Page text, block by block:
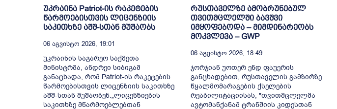
უკრაინა Patriot-ის რაკეტების
წარმოებისთვის ლიცენზიის
საკითხზე აშშ-სთან მუშაობს
06 Აგვისტო 2026, 19:01
უკრაინის საგარეო საქმეთა
მინისტრმა, ანდრეი სიბიგამ
განაცხადა, რომ Patriot-ის რაკეტების
წარმოებისთვის ლიცენზიის საკითხზე
აშშ-სთან მუშაობენ.„ლიცენზიების
საკითხზე მწარმოებლებთან
რუსთაველზე ამობრუნებულ
თვითმცლელში ბავშვი
იმყოფებოდა – მიმდინარეობს
მოკვლევა – GWP
06 Აგვისტო 2026, 18:49
ჯორჯიან უოთერ ენდ ფაუერის
განცხადებით, რუსთაველის გამზირზე
წყალმომარაგების ქსელების
რეაბილიტაციისას, "თვითმცლელმა
ავტომანქანამ ტრანშიის კიდესთან